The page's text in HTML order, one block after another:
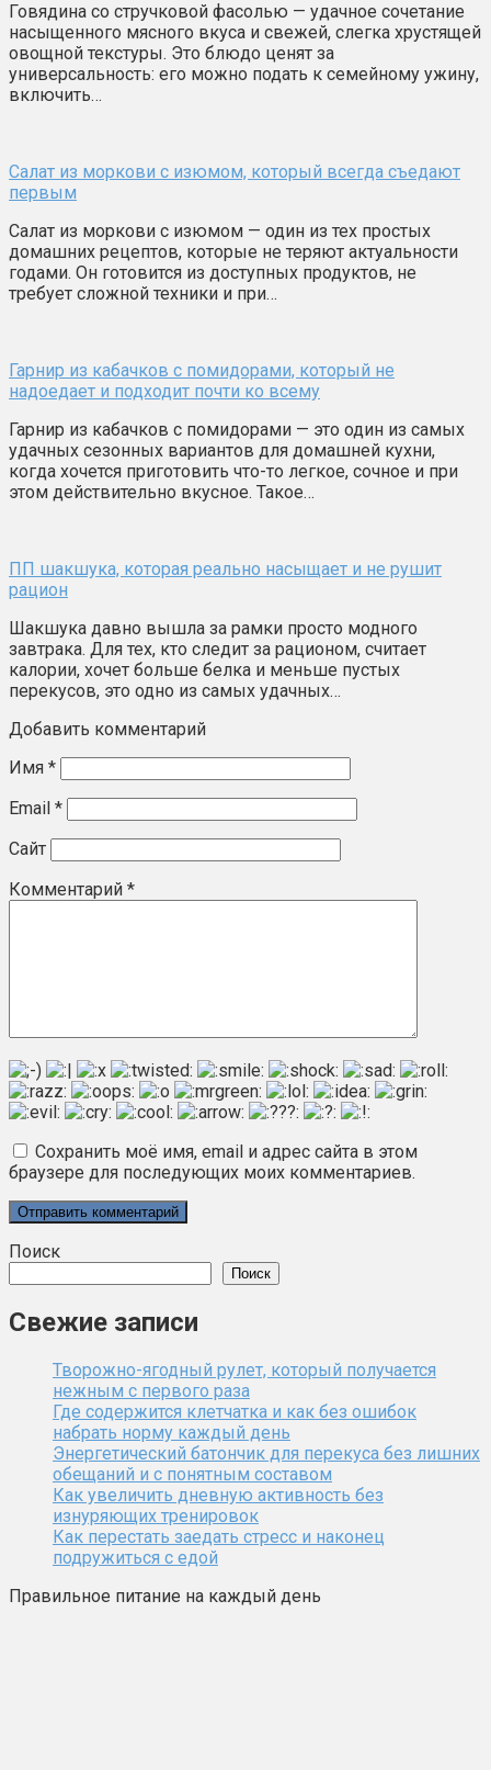
Говядина со стручковой фасолью — удачное сочетание
насыщенного мясного вкуса и свежей, слегка хрустящей
овощной текстуры. Это блюдо ценят за
универсальность: его можно подать к семейному ужину,
включить…
Салат из моркови с изюмом, который всегда съедают
первым
Салат из моркови с изюмом — один из тех простых
домашних рецептов, которые не теряют актуальности
годами. Он готовится из доступных продуктов, не
требует сложной техники и при…
Гарнир из кабачков с помидорами, который не
надоедает и подходит почти ко всему
Гарнир из кабачков с помидорами — это один из самых
удачных сезонных вариантов для домашней кухни,
когда хочется приготовить что-то легкое, сочное и при
этом действительно вкусное. Такое…
ПП шакшука, которая реально насыщает и не рушит
рацион
Шакшука давно вышла за рамки просто модного
завтрака. Для тех, кто следит за рационом, считает
калории, хочет больше белка и меньше пустых
перекусов, это одно из самых удачных…
Добавить комментарий
Имя *
Email *
Сайт
Комментарий *
Сохранить моё имя, email и адрес сайта в этом
браузере для последующих моих комментариев.
Поиск
Поиск
Свежие записи
Творожно-ягодный рулет, который получается
нежным с первого раза
Где содержится клетчатка и как без ошибок
набрать норму каждый день
Энергетический батончик для перекуса без лишних
обещаний и с понятным составом
Как увеличить дневную активность без
изнуряющих тренировок
Как перестать заедать стресс и наконец
подружиться с едой
Правильное питание на каждый день